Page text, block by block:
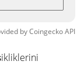
byCoingeckoAPI